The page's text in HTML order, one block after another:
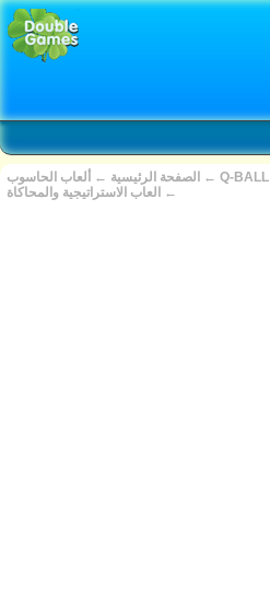
الصفحة الرئيسية ← ألعاب الحاسوب ← Q-BALL
←
العاب الاستراتيجية والمحاكاة